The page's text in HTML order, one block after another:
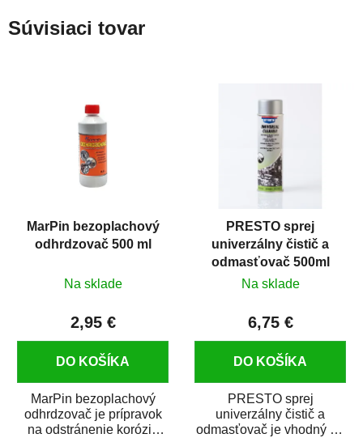
Súvisiaci tovar
MarPin bezoplachový
odhrdzovač 500 ml
Na sklade
2,95 €
DO KOŠÍKA
MarPin bezoplachový
odhrdzovač je prípravok
na odstránenie korózie
PRESTO sprej
univerzálny čistič a
odmasťovač 500ml
Na sklade
6,75 €
DO KOŠÍKA
PRESTO sprej
univerzálny čistič a
odmasťovač je vhodný na